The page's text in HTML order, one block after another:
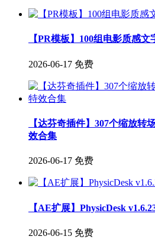
【PR模板】100组电影质感文
2026-06-17 免费
【达芬奇插件】307个缩放转
效合集
2026-06-17 免费
【AE扩展】PhysicDesk
2026-06-15 免费